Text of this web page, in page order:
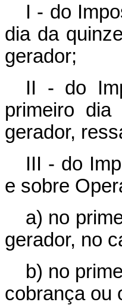
I - do
dia da
gerador;
II - do
primeiro
gerador,
III - do
e sobre
a) no
gerador, no
b) no
cobrança ou